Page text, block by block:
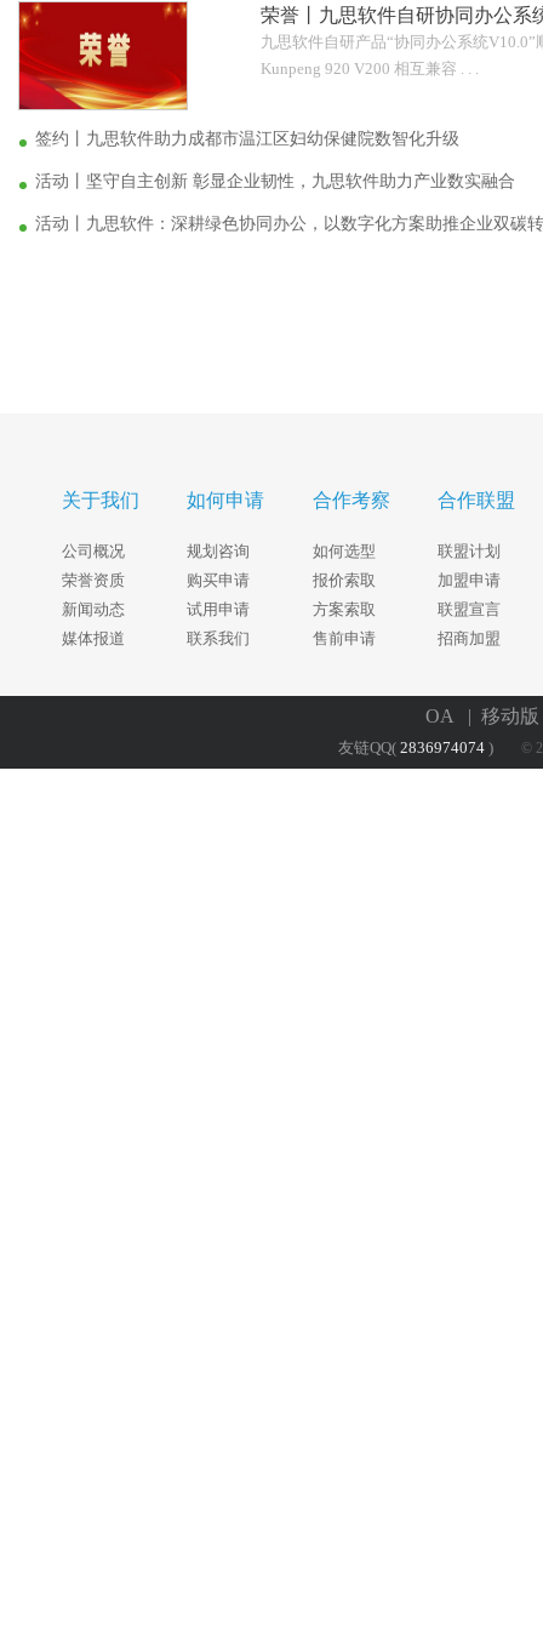
荣誉丨九思软件自研协同办公系
九思软件自研产品“协同办公系统V10.0”
Kunpeng 920 V200 相互兼容 . . .
签约丨九思软件助力成都市温江区妇幼保健院数智化升级
活动丨坚守自主创新 彰显企业韧性，九思软件助力产业数实融合
活动丨九思软件：深耕绿色协同办公，以数字化方案助推企业双碳
关于我们
公司概况
荣誉资质
新闻动态
媒体报道
如何申请
规划咨询
购买申请
试用申请
联系我们
合作考察
如何选型
报价索取
方案索取
售前申请
合作联盟
联盟计划
加盟申请
联盟宣言
招商加盟
OA | 移动
友链QQ( 2836974074 ) ©